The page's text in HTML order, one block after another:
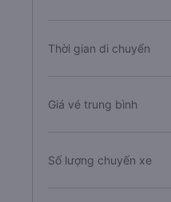
Thời gian di chuyển
Giá vé trung bình
Số lượng chuyến xe